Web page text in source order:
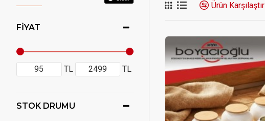
FIYAT
TL TL
STOK DRUMU
Ürün Karşılaştır